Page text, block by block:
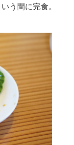
う間に完食。